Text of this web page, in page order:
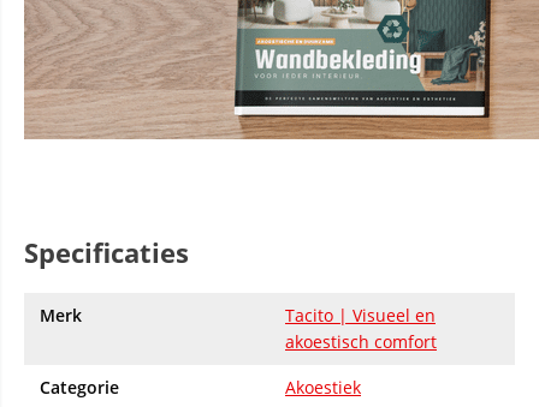
Specificaties
Merk
Tacito | Visueel en
akoestisch comfort
Categorie
Akoestiek